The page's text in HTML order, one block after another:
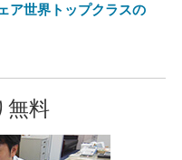
ア世界トップクラスの
無料